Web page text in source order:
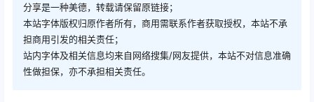
分享是一种美德，转载请保留原链接；
本站字体版权归原作者所有，商用需联系作者获取授权，本站不承
担商用引发的相关责任；
站内字体及相关信息均来自网络搜集/网友提供，本站不对信息准确
性做担保，亦不承担相关责任。